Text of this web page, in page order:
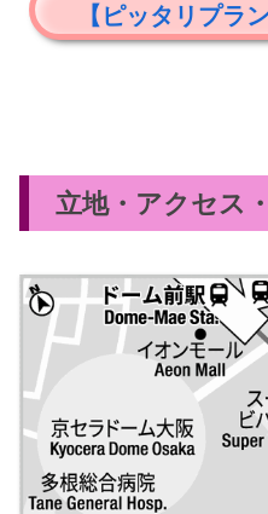
【ピッタリプラ
立地・アクセス